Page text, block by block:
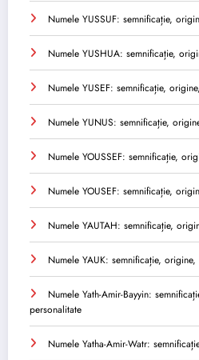
Numele YUSSUF: semnificație,
Numele YUSHUA: semnificație,
Numele YUSEF: semnificație,
Numele YUNUS: semnificație,
Numele YOUSSEF: semnificație,
Numele YOUSEF: semnificație,
Numele YAUTAH: semnificație,
Numele YAUK: semnificație,
Numele Yath-Amir-Bayyin:
personalitate
Numele Yatha-Amir-Watr: